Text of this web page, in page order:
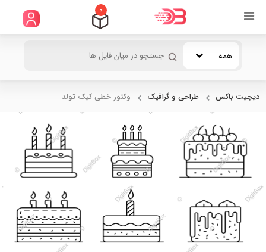
0
همه
دیجیت باکس طراحی و گرافیک وکتور خطی کیک تولد